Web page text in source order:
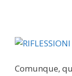
Comunque,